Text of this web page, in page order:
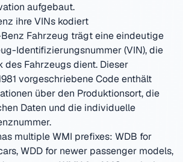
aufgebaut.
ihre VINs kodiert
Fahrzeug trägt eine eindeutige
Identifizierungsnummer (VIN), die
des Fahrzeugs dient. Dieser
vorgeschriebene Code enthält
über den Produktionsort, die
Daten und die individuelle
multiple WMI prefixes: WDB for
WDD for newer passenger models,